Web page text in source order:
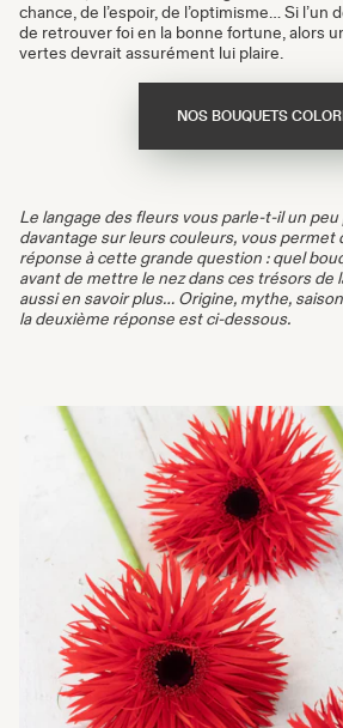
chance, de l’espoir, de l’optimisme… Si l’un
de retrouver foi en la bonne fortune, alors
vertes devrait assurément lui plaire.
NOS BOUQUETS
Le langage des fleurs vous parle-t-il un peu
davantage sur leurs couleurs, vous permet
réponse à cette grande question : quel
avant de mettre le nez dans ces trésors de
aussi en savoir plus… Origine, mythe,
la deuxième réponse est ci-dessous.